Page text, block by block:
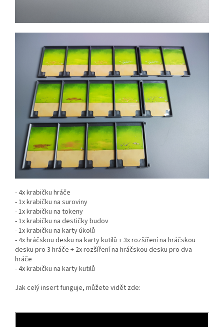
- 4x krabičku hráče
- 1x krabičku na suroviny
- 1x krabičku na tokeny
- 1x krabičku na destičky budov
- 1x krabičku na karty úkolů
- 4x hráčskou desku na karty kutilů + 3x rozšíření na hráčskou
desku pro 3 hráče + 2x rozšíření na hráčskou desku pro dva
hráče
- 4x krabičku na karty kutilů
Jak celý insert funguje, můžete vidět zde: